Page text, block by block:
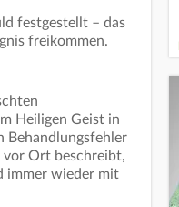
festgestellt – das
freikommen.
Heiligen Geist in
Behandlungsfehler
vor Ort beschreibt,
immer wieder mit